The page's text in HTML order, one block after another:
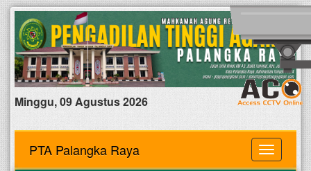
Minggu, 09 Agustus 2026
MENU
PTA Palangka Raya